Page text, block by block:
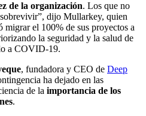
de la organización. Los que no
dijo Mullarkey, quien
migrar el 100% de sus proyectos a
la seguridad y la salud de
a COVID-19.
, fundadora y CEO de Deep
ha dejado en las
de la importancia de los
.